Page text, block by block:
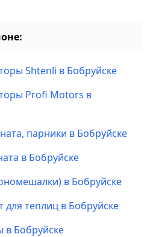
Shtenli в Бобруйске
Profi Motors в
парники в Бобруйске
в Бобруйске
в Бобруйске
теплиц в Бобруйске
в Бобруйске